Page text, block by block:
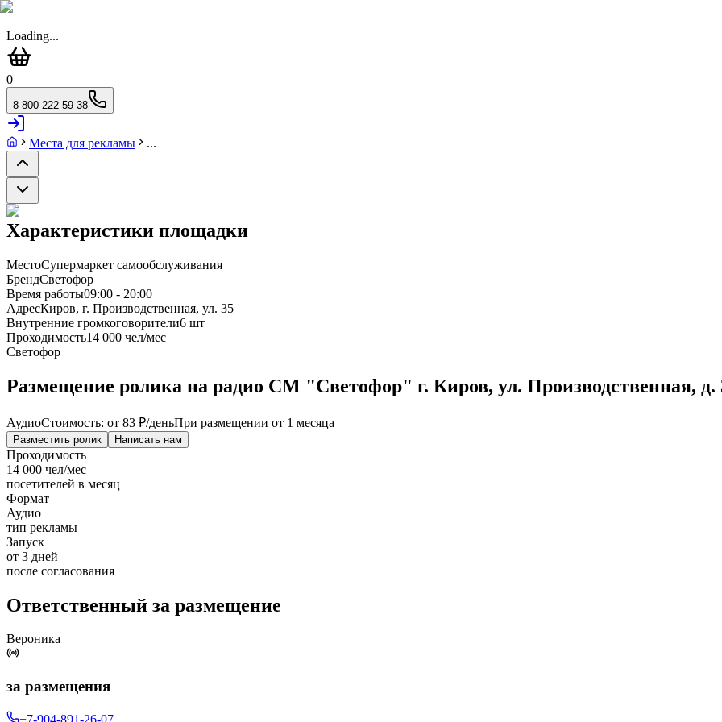
Loading...
0
8 800 222 59 38
Места для рекламы ...
Характеристики площадки
МестоСупермаркет самообслуживания
БрендСветофор
Время работы09:00 - 20:00
АдресКиров, г. Производственная, ул. 35
Внутренние громкоговорители6 шт
Проходимость14 000 чел/мес
Светофор
Размещение ролика на радио СМ "Светофор" г. Киров, ул. Производственная, д.
АудиоСтоимость: от 83 ₽/деньПри размещении от 1 месяца
Разместить ролик Написать нам
Проходимость
14 000 чел/мес
посетителей в месяц
Формат
Аудио
тип рекламы
Запуск
от 3 дней
после согласования
Ответственный за размещение
Вероника
за размещения
+7-904-891-26-07